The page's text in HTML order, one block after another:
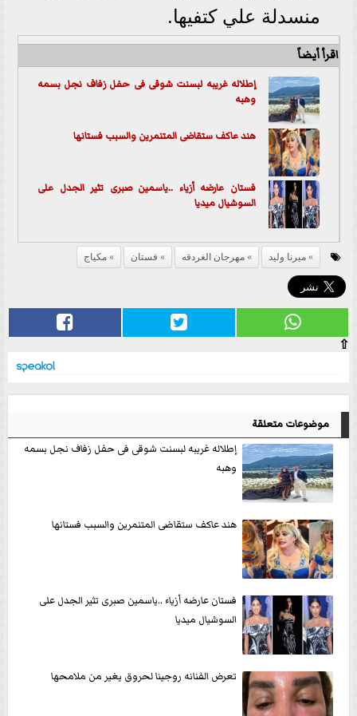
منسدلة علي كتفيها.
اقرأ أيضاً
إطلاله غريبه لبسنت شوقى فى حفل زفاف نجل بسمه
وهبه
هند عاكف ستقاضى المتنمرين والسبب فستانها
فستان عارضه أزياء ..ياسمين صبرى تثير الجدل على
السوشيال ميديا
ميرنا وليد مهرجان الغردقه فستان مكياج
⇧
موضوعات متعلقة
إطلاله غريبه لبسنت شوقى فى حفل زفاف نجل بسمه
وهبه
هند عاكف ستقاضى المتنمرين والسبب فستانها
فستان عارضه أزياء ..ياسمين صبرى تثير الجدل على
السوشيال ميديا
تعرض الفنانه روجينا لحروق يغير من ملامحها